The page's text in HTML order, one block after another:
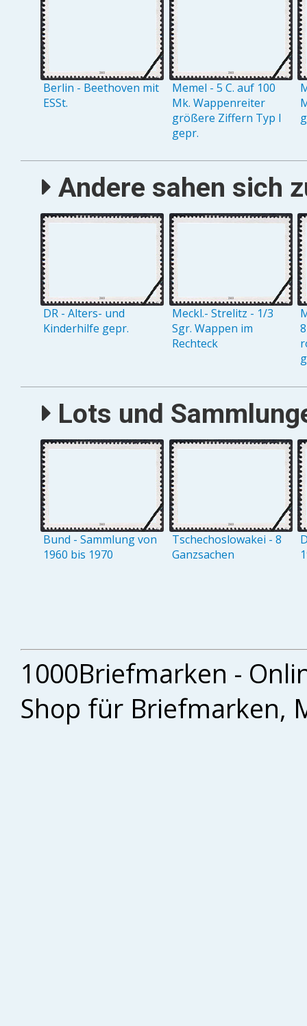
Berlin - Beethoven mit
ESSt.
Memel - 5 C. auf 100
Mk. Wappenreiter
größere Ziffern Typ I
gepr.
Andere sahen sich
DR - Alters- und
Kinderhilfe gepr.
Meckl.- Strelitz - 1/3
Sgr. Wappen im
Rechteck
Lots und
Bund - Sammlung von
1960 bis 1970
Tschechoslowakei - 8
Ganzsachen
1000Briefmarken -
Shop für Briefmarken,